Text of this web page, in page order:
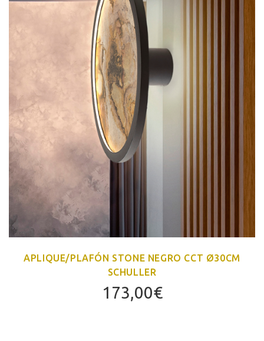
APLIQUE/PLAFÓN STONE NEGRO CCT Ø30CM
SCHULLER
173,00€